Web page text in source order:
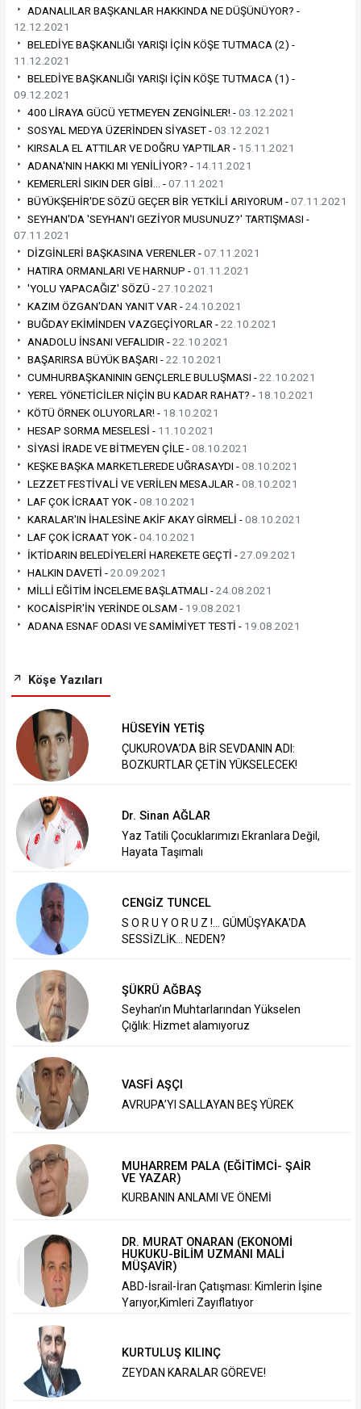
ADANALILAR BAŞKANLAR HAKKINDA NE DÜŞÜNÜYOR? -
12.12.2021
BELEDİYE BAŞKANLIĞI YARIŞI İÇİN KÖŞE TUTMACA (2) -
11.12.2021
BELEDİYE BAŞKANLIĞI YARIŞI İÇİN KÖŞE TUTMACA (1) -
09.12.2021
400 LİRAYA GÜCÜ YETMEYEN ZENGİNLER! -03.12.2021
SOSYAL MEDYA ÜZERİNDEN SİYASET -03.12.2021
KIRSALA EL ATTILAR VE DOĞRU YAPTILAR - 15.11.2021
ADANA'NIN HAKKI MI YENİLİYOR? - 14.11.2021
KEMERLERİ SIKIN DER GİBİ… -07.11.2021
BÜYÜKŞEHİR'DE SÖZÜ GEÇER BİR YETKİLİ ARIYORUM -07.11.2021
SEYHAN'DA 'SEYHAN'I GEZİYOR MUSUNUZ?' TARTIŞMASI -
07.11.2021
DİZGİNLERİ BAŞKASINA VERENLER -07.11.2021
HATIRA ORMANLARI VE HARNUP -01.11.2021
'YOLU YAPACAĞIZ' SÖZÜ -27.10.2021
KAZIM ÖZGAN'DAN YANIT VAR -24.10.2021
BUĞDAY EKİMİNDEN VAZGEÇİYORLAR -22.10.2021
ANADOLU İNSANI VEFALIDIR -22.10.2021
BAŞARIRSA BÜYÜK BAŞARI -22.10.2021
CUMHURBAŞKANININ GENÇLERLE BULUŞMASI -22.10.2021
YEREL YÖNETİCİLER NİÇİN BU KADAR RAHAT? - 18.10.2021
KÖTÜ ÖRNEK OLUYORLAR! - 18.10.2021
HESAP SORMA MESELESİ - 11.10.2021
SİYASİ İRADE VE BİTMEYEN ÇİLE -08.10.2021
KEŞKE BAŞKA MARKETLEREDE UĞRASAYDI -08.10.2021
LEZZET FESTİVALİ VE VERİLEN MESAJLAR -08.10.2021
LAF ÇOK İCRAAT YOK -08.10.2021
KARALAR'IN İHALESİNE AKİF AKAY GİRMELİ -08.10.2021
LAF ÇOK İCRAAT YOK -04.10.2021
İKTİDARIN BELEDİYELERİ HAREKETE GEÇTİ -27.09.2021
HALKIN DAVETİ -20.09.2021
MİLLİ EĞİTİM İNCELEME BAŞLATMALI -24.08.2021
KOCAİSPİR'İN YERİNDE OLSAM - 19.08.2021
ADANA ESNAF ODASI VE SAMİMİYET TESTİ - 19.08.2021
Köşe Yazıları
HÜSEYİN YETİŞ
ÇUKUROVA’DA BİR SEVDANIN ADI:
BOZKURTLAR ÇETİN YÜKSELECEK!
Dr. Sinan AĞLAR
Yaz Tatili Çocuklarımızı Ekranlara Değil,
Hayata Taşımalı
CENGİZ TUNCEL
S O R U Y O R U Z !... GÜMÜŞYAKA'DA
SESSİZLİK... NEDEN?
ŞÜKRÜ AĞBAŞ
Seyhan’ın Muhtarlarından Yükselen
Çığlık: Hizmet alamıyoruz
VASFİ AŞÇI
AVRUPA’YI SALLAYAN BEŞ YÜREK
MUHARREM PALA (EĞİTİMCİ- ŞAİR
VE YAZAR)
KURBANIN ANLAMI VE ÖNEMİ
DR. MURAT ONARAN (EKONOMİ
HUKUKU-BİLİM UZMANI MALİ
MÜŞAVİR)
ABD-İsrail-İran Çatışması: Kimlerin İşine
Yarıyor,Kimleri Zayıflatıyor
KURTULUŞ KILINÇ
ZEYDAN KARALAR GÖREVE!